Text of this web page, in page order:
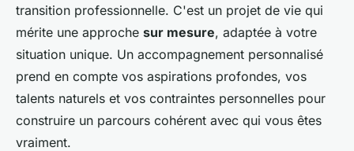
transition professionnelle. C'est un projet de vie qui
mérite une approche sur mesure, adaptée à votre
situation unique. Un accompagnement personnalisé
prend en compte vos aspirations profondes, vos
talents naturels et vos contraintes personnelles pour
construire un parcours cohérent avec qui vous êtes
vraiment.